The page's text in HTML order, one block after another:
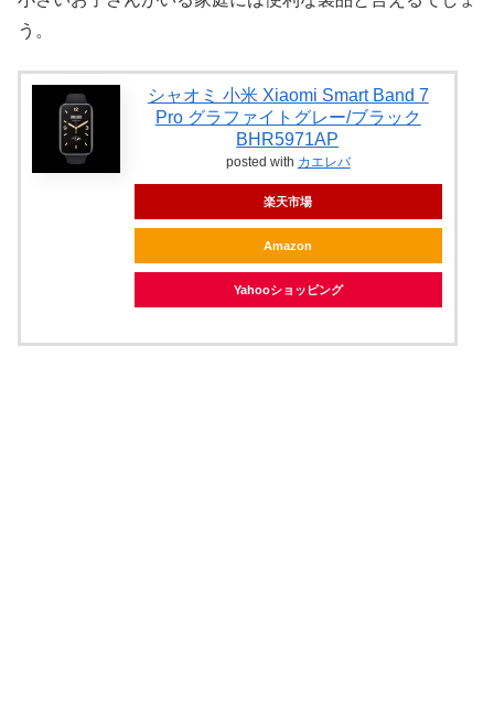
う。
シャオミ 小米 Xiaomi Smart Band 7
Pro グラファイトグレー/ブラック
BHR5971AP
posted with カエレバ
楽天市場
Amazon
Yahooショッピング